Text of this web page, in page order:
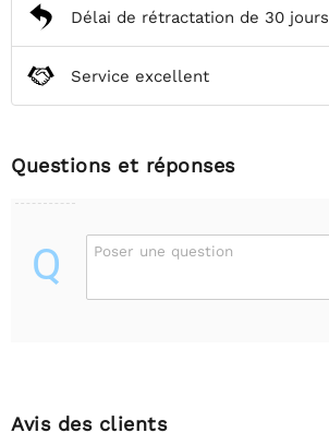
Délai de rétractation de 30 jours
Service excellent
Questions et réponses
Q Poser une question
Avis des clients